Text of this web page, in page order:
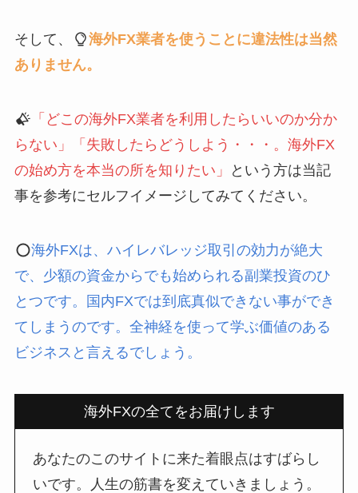
そして、
海外FX業者を使うことに違法性は当然
ありません。
「どこの海外FX業者を利用したらいいのか分か
らない」「失敗したらどうしよう・・・。海外FX
の始め方を本当の所を知りたい」
という方は当記
事を参考にセルフイメージしてみてください。
海外FXは、ハイレバレッジ取引の効力が絶大
で、少額の資金からでも始められる副業投資のひ
とつです。国内FXでは到底真似できない事ができ
てしまうのです。全神経を使って学ぶ価値のある
ビジネスと言えるでしょう。
海外FXの全てをお届けします
あなたのこのサイトに来た着眼点はすばらし
いです。人生の筋書を変えていきましょう。